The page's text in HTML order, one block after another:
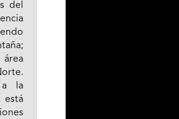
del
a la
está